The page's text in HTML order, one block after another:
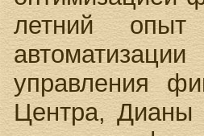
летний
управления
Центра, Дианы